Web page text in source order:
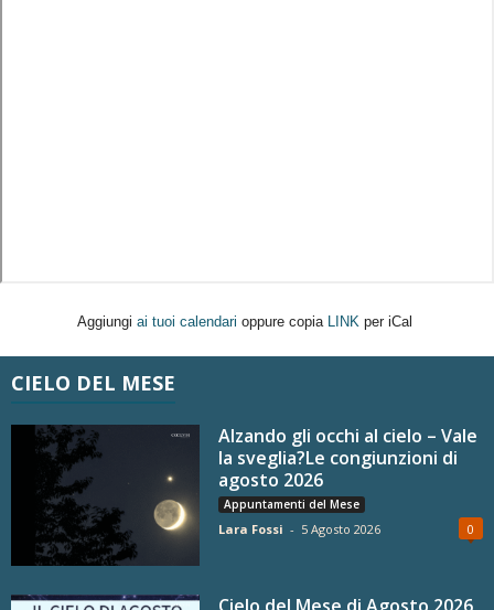
Aggiungi ai tuoi calendari oppure copia LINK per iCal
CIELO DEL MESE
Alzando gli occhi al cielo – Vale
la sveglia?Le congiunzioni di
agosto 2026
Appuntamenti del Mese
Lara Fossi - 5 Agosto 2026 0